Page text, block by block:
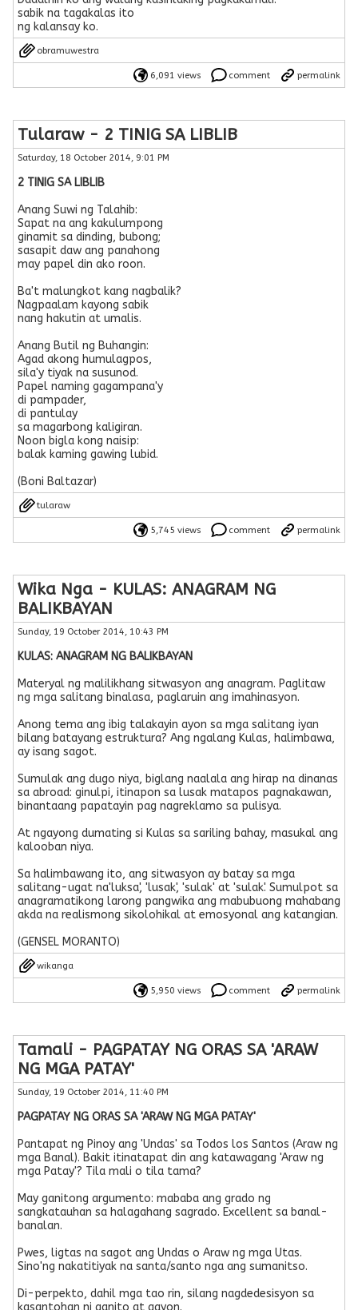
sabik na tagakalas ito
ng kalansay ko.
obramuwestra
6,091 views comment permalink
Tularaw - 2 TINIG SA LIBLIB
Saturday, 18 October 2014, 9:01 PM
2 TINIG SA LIBLIB
Anang Suwi ng Talahib:
Sapat na ang kakulumpong
ginamit sa dinding, bubong;
sasapit daw ang panahong
may papel din ako roon.
Ba't malungkot kang nagbalik?
Nagpaalam kayong sabik
nang hakutin at umalis.
Anang Butil ng Buhangin:
Agad akong humulagpos,
sila'y tiyak na susunod.
Papel naming gagampana'y
di pampader,
di pantulay
sa magarbong kaligiran.
Noon bigla kong naisip:
balak kaming gawing lubid.
(Boni Baltazar)
tularaw
5,745 views comment permalink
Wika Nga - KULAS: ANAGRAM NG
BALIKBAYAN
Sunday, 19 October 2014, 10:43 PM
KULAS: ANAGRAM NG BALIKBAYAN
Materyal ng malilikhang sitwasyon ang anagram. Paglitaw
ng mga salitang binalasa, paglaruin ang imahinasyon.
Anong tema ang ibig talakayin ayon sa mga salitang iyan
bilang batayang estruktura? Ang ngalang Kulas, halimbawa,
ay isang sagot.
Sumulak ang dugo niya, biglang naalala ang hirap na dinanas
sa abroad: ginulpi, itinapon sa lusak matapos pagnakawan,
binantaang papatayin pag nagreklamo sa pulisya.
At ngayong dumating si Kulas sa sariling bahay, masukal ang
kalooban niya.
Sa halimbawang ito, ang sitwasyon ay batay sa mga
salitang-ugat na'luksa', 'lusak', 'sulak' at 'sulak'. Sumulpot sa
anagramatikong larong pangwika ang mabubuong mahabang
akda na realismong sikolohikal at emosyonal ang katangian.
(GENSEL MORANTO)
wikanga
5,950 views comment permalink
Tamali - PAGPATAY NG ORAS SA 'ARAW
NG MGA PATAY'
Sunday, 19 October 2014, 11:40 PM
PAGPATAY NG ORAS SA 'ARAW NG MGA PATAY'
Pantapat ng Pinoy ang 'Undas' sa Todos los Santos (Araw ng
mga Banal). Bakit itinatapat din ang katawagang 'Araw ng
mga Patay'? Tila mali o tila tama?
May ganitong argumento: mababa ang grado ng
sangkatauhan sa halagahang sagrado. Excellent sa banal-
banalan.
Pwes, ligtas na sagot ang Undas o Araw ng mga Utas.
Sino'ng nakatitiyak na santa/santo nga ang sumanitso.
Di-perpekto, dahil mga tao rin, silang nagdedesisyon sa
kasantohan ni ganito at gayon.